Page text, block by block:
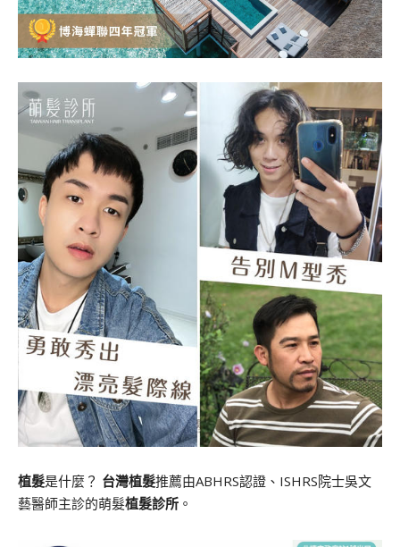
植髮是什麼？ 台灣植髮推薦由ABHRS認證、ISHRS院士吳文
藝醫師主診的萌髮植髮診所 。